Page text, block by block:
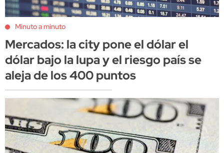
Minuto a minuto
Mercados: la city pone el dólar el
dólar bajo la lupa y el riesgo país se
aleja de los 400 puntos